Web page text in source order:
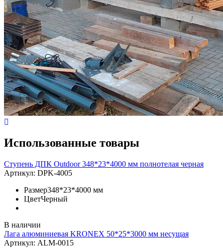
Использованные товары
Ступень ДПК Outdoor 348*23*4000 мм полнотелая черная
Артикул: DPK-4005
Размер348*23*4000 мм
ЦветЧерный
В наличии
Лага алюминиевая KRONEX 50*25*3000 мм несущая
Артикул: ALM-0015